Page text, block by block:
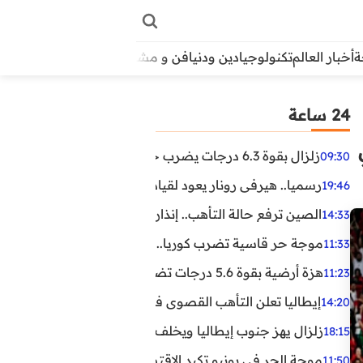
أخبار العالمتكنولوجيادين ودنيافن و مشاهير
24 ساعة
09:30زلزال بقوة 6.3 درجات يضرب جنوب الفلبين.. ولا تحذير من تسونامي حتى الآن
19:46رسميا.. هيرفي رونار يعود لقيادة منتخب كوت ديفوار
14:33الصين ترفع حالة التأهب.. إنذاران جديدان بسبب الأمطار
11:33موجة حر قاسية تضرب كوريا.. وفيات وإصابات ونفوق مئات
11:23هزة أرضية بقوة 5.6 درجات تضرب مصر
14:20إيطاليا تعلن التأهب القصوى في 23 مدينة بسبب موجة حر شديدة
18:15زلزال يهز جنوب إيطاليا ويخلف عشرات الجرحى